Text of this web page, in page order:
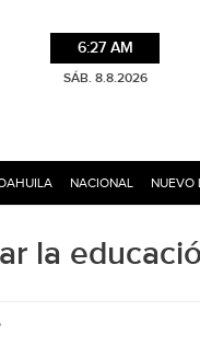
6:27 AM
SÁB. 8.8.2026
NACIONAL NUEVO
la